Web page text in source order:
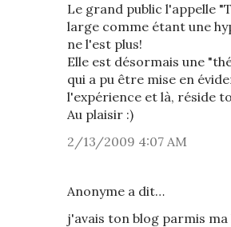
Le grand public l'appelle
large comme étant une
ne l'est plus!
Elle est désormais une
qui a pu être mise en
l'expérience et là, réside
Au plaisir :)
2/13/2009 4:07 AM
Anonyme a dit…
j'avais ton blog parmis